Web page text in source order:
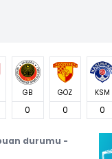
GB
0
GÖZ
0
KSM
0
durumu -